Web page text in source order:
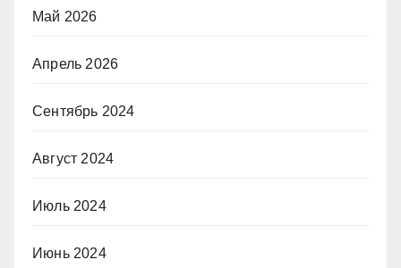
Май 2026
Апрель 2026
Сентябрь 2024
Август 2024
Июль 2024
Июнь 2024